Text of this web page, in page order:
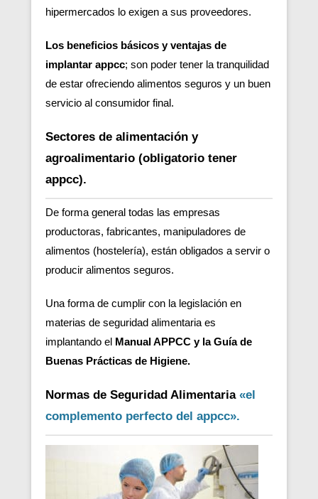
hipermercados lo exigen a sus proveedores.
Los beneficios básicos y ventajas de
implantar appcc; son poder tener la tranquilidad
de estar ofreciendo alimentos seguros y un buen
servicio al consumidor final.
Sectores de alimentación y
agroalimentario (obligatorio tener
appcc).
De forma general todas las empresas
productoras, fabricantes, manipuladores de
alimentos (hostelería), están obligados a servir o
producir alimentos seguros.
Una forma de cumplir con la legislación en
materias de seguridad alimentaria es
implantando el Manual APPCC y la Guía de
Buenas Prácticas de Higiene.
Normas de Seguridad Alimentaria «el
complemento perfecto del appcc».